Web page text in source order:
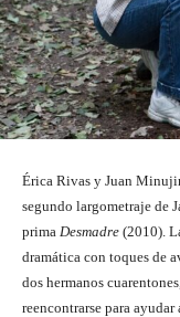
Érica Rivas y Juan
segundo largometraje de
prima Desmadre (2010).
dramática con toques de
dos hermanos
reencontrarse para ayudar